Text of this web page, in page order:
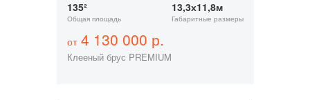
135²
Общая площадь
13,3х11,8м
Габаритные размеры
от4 130 000 р.
Клееный брус PREMIUM